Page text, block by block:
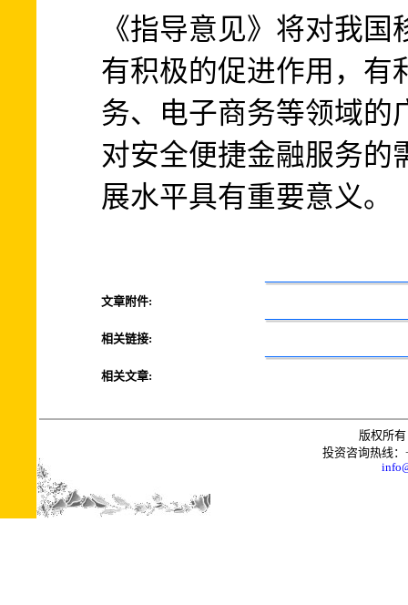
《指导意见》将对我
有积极的促进作用，有
务、电子商务等领域的
对安全便捷金融服务的
展水平具有重要意义。
文章附件:
相关链接:
相关文章:
版权所
投资咨询热线：